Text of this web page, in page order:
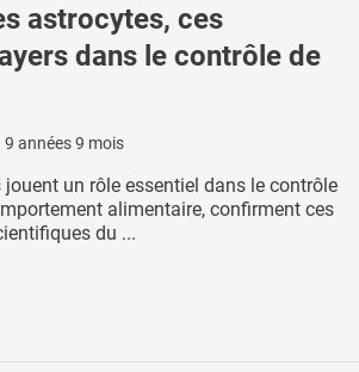
astrocytes, ces
dans le contrôle de
9 années 9 mois
jouent un rôle essentiel dans le contrôle
alimentaire, confirment ces
du ...